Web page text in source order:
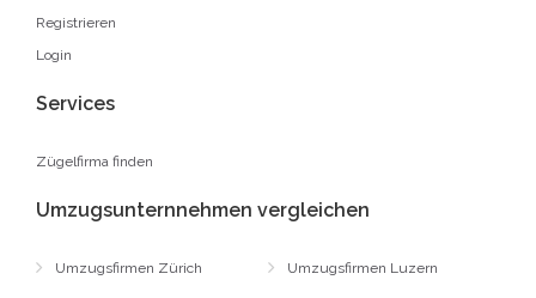
Registrieren
Login
Services
Zügelfirma finden
Umzugsunternnehmen vergleichen
Umzugsfirmen Zürich Umzugsfirmen Luzern